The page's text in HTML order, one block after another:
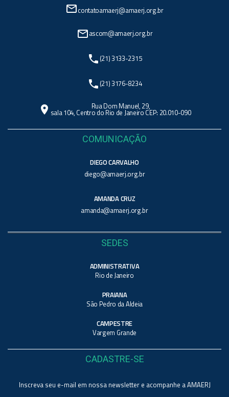
mail_outlinecontatoamaerj@amaerj.org.br
mail_outlineascom@amaerj.org.br
phone (21) 3133-2315
phone (21) 3176-8234
location_on Rua Dom Manuel, 29,
sala 104, Centro do Rio de Janeiro CEP: 20.010-090
COMUNICAÇÃO
DIEGO CARVALHO
diego@amaerj.org.br
AMANDA CRUZ
amanda@amaerj.org.br
SEDES
ADMINISTRATIVA
Rio de Janeiro
PRAIANA
São Pedro da Aldeia
CAMPESTRE
Vargem Grande
CADASTRE-SE
Inscreva seu e-mail em nossa newsletter e acompanhe a AMAERJ